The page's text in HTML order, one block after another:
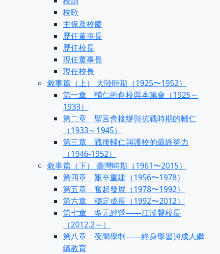
校歌
主保及校慶
歷任董事長
歷任校長
現任董事長
現任校長
敘事篇（上） 大陸時期（1925〜1952）
第一章 輔仁的創校與本篤會（1925～
1933）
第二章 聖言會接辦與抗戰時期的輔仁
（1933～1945）
第三章 戰後輔仁與護校的最終努力
（1946-1952）
敘事篇（下） 臺灣時期（1961〜2015）
第四章 艱辛重建（1956〜1978）
第五章 奮起發展（1978〜1992）
第六章 穩定成長（1992〜2012）
第七章 多元經營——江漢聲校長
（2012.2～）
第八章 夜間學制——終身學習與成人繼
續教育